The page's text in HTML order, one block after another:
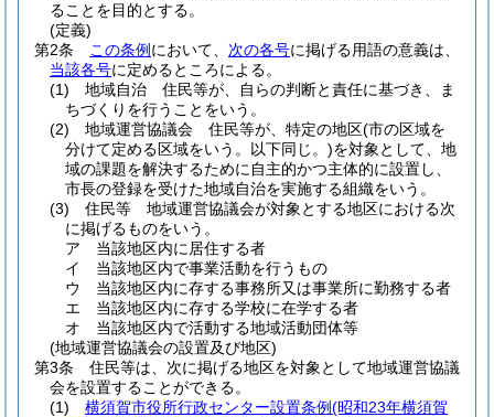
ることを目的とする。
(定義)
第2条
この条例 において、 次の各号に掲げる用語の意義は、
当該各号に定めるところによる。
(1)
地域自治 住民等が、自らの判断と責任に基づき、ま
ちづくりを行うことをいう。
(2)
地域運営協議会 住民等が、特定の地区(市の区域を
分けて定める区域をいう。以下同じ。)を対象として、地
域の課題を解決するために自主的かつ主体的に設置し、
市長の登録を受けた地域自治を実施する組織をいう。
(3)
住民等 地域運営協議会が対象とする地区における次
に掲げるものをいう。
ア
当該地区内に居住する者
イ
当該地区内で事業活動を行うもの
ウ
当該地区内に存する事務所又は事業所に勤務する者
エ
当該地区内に存する学校に在学する者
オ
当該地区内で活動する地域活動団体等
(地域運営協議会の設置及び地区)
第3条
住民等は、次に掲げる地区を対象として地域運営協議
会を設置することができる。
(1)
横須賀市役所行政センター設置条例(昭和23年横須賀